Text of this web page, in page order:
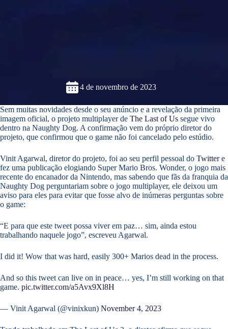
4 de novembro de 2023
Sem muitas novidades desde o seu anúncio e a revelação da primeira
imagem oficial, o projeto multiplayer de The Last of Us segue vivo
dentro na Naughty Dog. A confirmação vem do próprio diretor do
projeto, que confirmou que o game não foi cancelado pelo estúdio.
Vinit Agarwal, diretor do projeto, foi ao seu perfil pessoal do Twittere
fez uma publicação elogiando Super Mario Bros. Wonder, o jogo mais
recente do encanador da Nintendo, mas sabendo que fãs da franquia da
Naughty Dog perguntariam sobre o jogo multiplayer, ele deixou um
aviso para eles para evitar que fosse alvo de inúmeras perguntas sobre
o game:
“E para que este tweet possa viver em paz… sim, ainda estou
trabalhando naquele jogo”, escreveu Agarwal.
I did it! Wow that was hard, easily 300+ Marios dead in the process.
And so this tweet can live on in peace… yes, I’m still working on that
game. pic.twitter.com/a5Avx9Xl8H
— Vinit Agarwal (@vinixkun) November 4, 2023